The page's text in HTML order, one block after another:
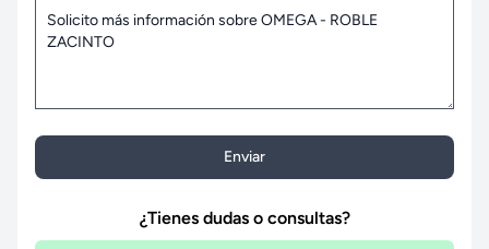
Enviar
¿Tienes dudas o consultas?